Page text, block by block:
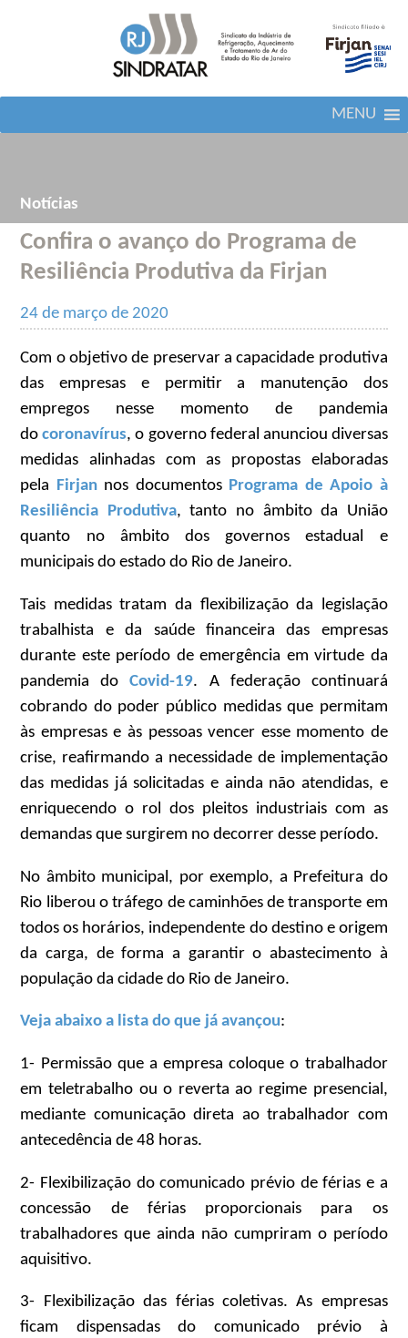
MENU
Notícias
Confira o avanço do Programa de
Resiliência Produtiva da Firjan
24 de março de 2020
Com o objetivo de preservar a capacidade produtiva
das empresas e permitir a manutenção dos
empregos nesse momento de pandemia
docoronavírus, o governo federal anunciou diversas
medidas alinhadas com as propostas elaboradas
pela Firjannos documentos Programa de Apoio à
Resiliência Produtiva, tanto no âmbito da União
quanto no âmbito dos governos estadual e
municipais do estado do Rio de Janeiro.
Tais medidas tratam da flexibilização da legislação
trabalhista e da saúde financeira das empresas
durante este período de emergência em virtude da
pandemia doCovid-19. A federação continuará
cobrando do poder público medidas que permitam
às empresas e às pessoas vencer esse momento de
crise, reafirmando a necessidade de implementação
das medidas já solicitadas e ainda não atendidas, e
enriquecendo o rol dos pleitos industriais com as
demandas que surgirem no decorrer desse período.
No âmbito municipal, por exemplo, a Prefeitura do
Rio liberou o tráfego de caminhões de transporte em
todos os horários, independente do destino e origem
da carga, de forma a garantir o abastecimento à
população da cidade do Rio de Janeiro.
Veja abaixo a lista do que já avançou:
1- Permissão que a empresa coloque o trabalhador
em teletrabalho ou o reverta ao regime presencial,
mediante comunicação direta ao trabalhador com
antecedência de 48 horas.
2- Flexibilização do comunicado prévio de férias e a
concessão de férias proporcionais para os
trabalhadores que ainda não cumpriram o período
aquisitivo.
3- Flexibilização das férias coletivas. As empresas
ficam dispensadas do comunicado prévio à